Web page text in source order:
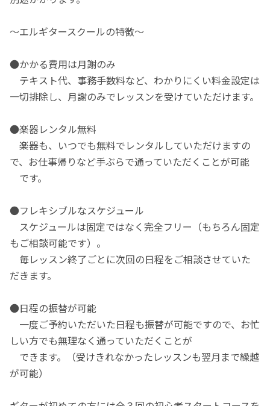
～エルギタースクールの特徴～
●かかる費用は月謝のみ
テキスト代、事務手数料など、わかりにくい料金設定は
一切排除し、月謝のみでレッスンを受けていただけます。
●楽器レンタル無料
楽器も、いつでも無料でレンタルしていただけますの
で、お仕事帰りなど手ぶらで通っていただくことが可能
です。
●フレキシブルなスケジュール
スケジュールは固定ではなく完全フリー（もちろん固定
もご相談可能です）。
毎レッスン終了ごとに次回の日程をご相談させていた
だきます。
●日程の振替が可能
一度ご予約いただいた日程も振替が可能ですので、お忙
しい方でも無理なく通っていただくことが
できます。（受けきれなかったレッスンも翌月まで繰越
が可能）